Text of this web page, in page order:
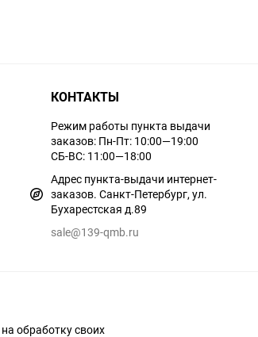
КОНТАКТЫ
Режим работы пункта выдачи
заказов: Пн-Пт: 10:00—19:00
СБ-ВС: 11:00—18:00
Адрес пункта-выдачи интернет-
заказов. Санкт-Петербург, ул.
Бухарестская д.89
sale@139-qmb.ru
обработку своих